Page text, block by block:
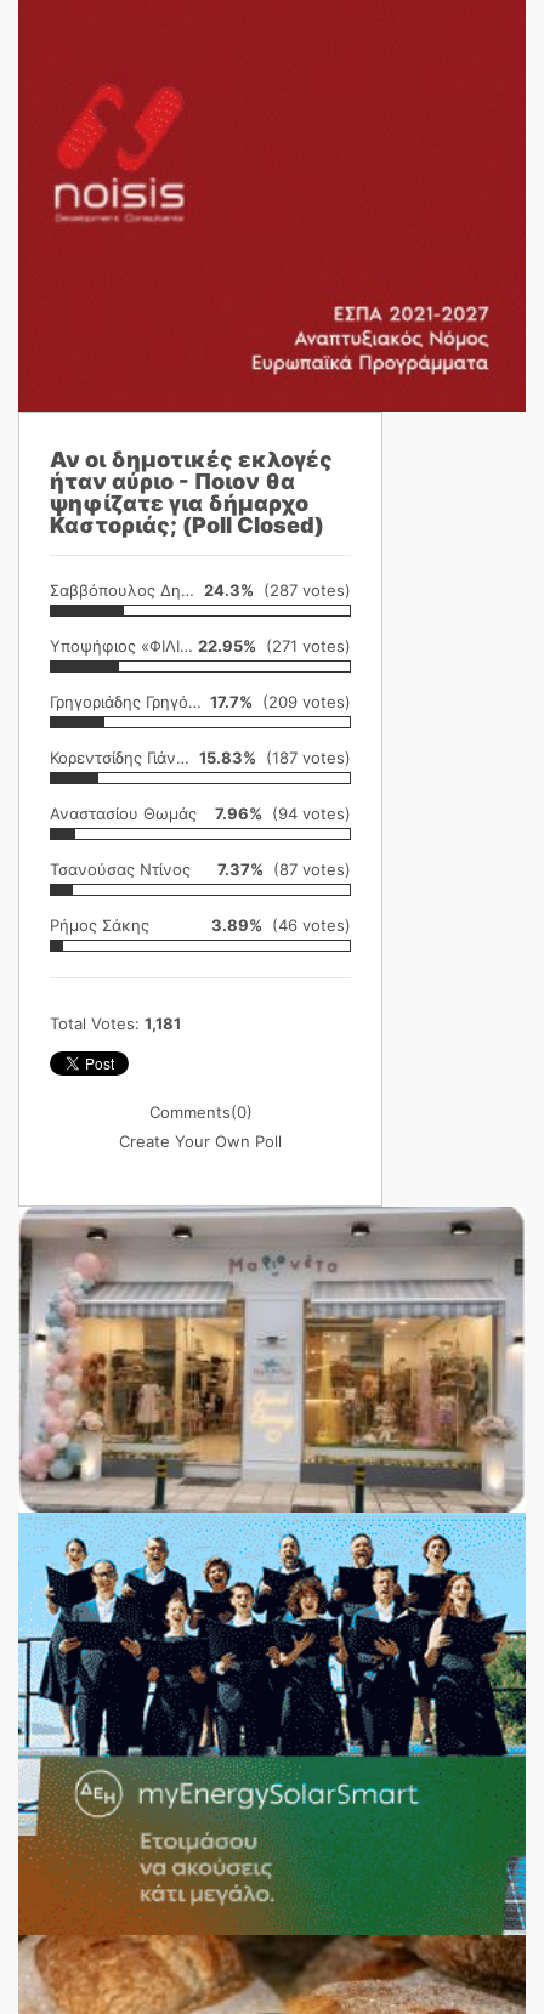
Αν οι δημοτικές εκλογές
ήταν αύριο - Ποιον θα
ψηφίζατε για δήμαρχο
Καστοριάς; (Poll Closed)
Σαββόπουλος Δημήτρης 24.3% (287 votes)
Υποψήφιος «ΦΙΛΙΚΗ ΕΤΑΙΡΕΙΑ» 22.95% (271 votes)
Γρηγοριάδης Γρηγόρης 17.7% (209 votes)
Κορεντσίδης Γιάννης 15.83% (187 votes)
Αναστασίου Θωμάς 7.96% (94 votes)
Τσανούσας Ντίνος 7.37% (87 votes)
Ρήμος Σάκης 3.89% (46 votes)
Total Votes: 1,181
Comments(0)
Create Your Own Poll